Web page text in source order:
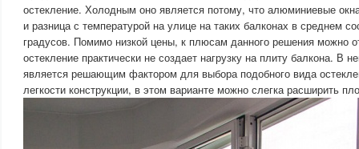
остекление. Холодным оно является потому, что алюминиевые
и разница с температурой на улице на таких балконах в среднем
градусов. Помимо низкой цены, к плюсам данного решения можно
остекление практически не создает нагрузку на плиту балкона. В
является решающим фактором для выбора подобного вида
легкости конструкции, в этом варианте можно слегка расширить